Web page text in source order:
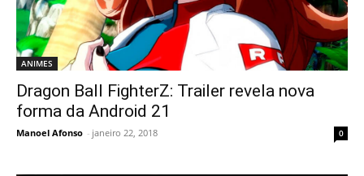
ANIMES
Dragon Ball FighterZ: Trailer revela nova
forma da Android 21
Manoel Afonso - janeiro 22, 2018 0